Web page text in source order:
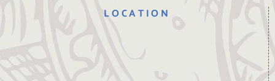
LOCATION